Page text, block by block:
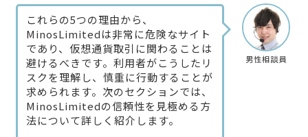
男性相談員
これらの5つの理由から、
MinosLimitedは非常に危険なサイト
であり、仮想通貨取引に関わることは
避けるべきです。利用者がこうしたリ
スクを理解し、慎重に行動することが
求められます。次のセクションでは、
MinosLimitedの信頼性を見極める方
法について詳しく紹介します。